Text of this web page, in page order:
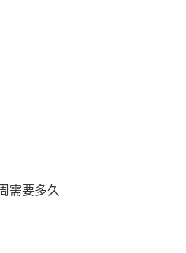
需要多久